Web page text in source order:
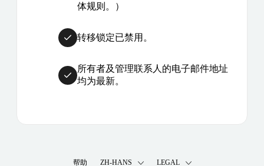
体规则。）
转移锁定已禁用。
所有者及管理联系人的电子邮件地址
均为最新。
帮助 ZH-HANS LEGAL